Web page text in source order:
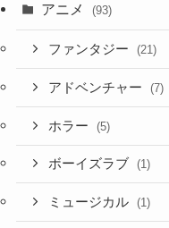
アニメ (93)
ファンタジー (21)
アドベンチャー (7)
ホラー (5)
ボーイズラブ (1)
ミュージカル (1)